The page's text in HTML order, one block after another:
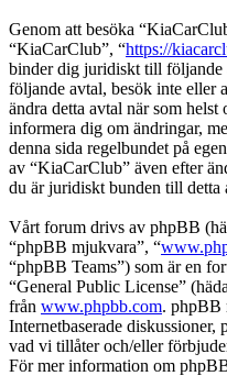
Genom att besöka
“KiaCarClub”, “https://
binder dig juridiskt till följande
följande avtal, besök inte eller
ändra detta avtal när som
informera dig om ändringar,
denna sida regelbundet på
av “KiaCarClub” även efter
du är juridiskt bunden till detta
Vårt forum drivs av phpBB
“phpBB mjukvara”, “
“phpBB Teams”) som är en
“General Public License”
från www.phpbb.com. phpBB
Internetbaserade
vad vi tillåter och/eller
För mer information om